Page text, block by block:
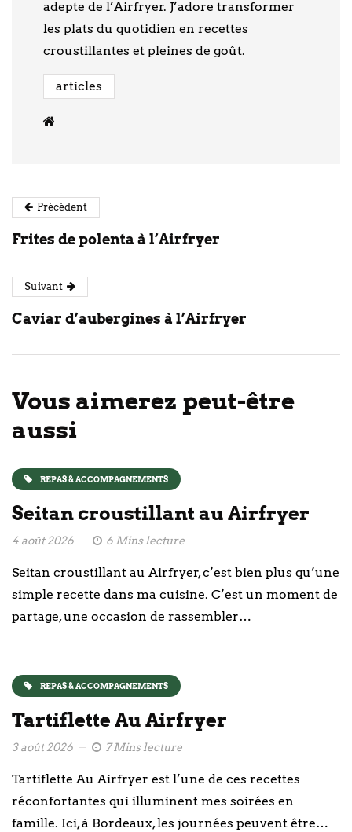
adepte de l’Airfryer. J’adore transformer
les plats du quotidien en recettes
croustillantes et pleines de goût.
articles
Précédent
Frites de polenta à l’Airfryer
Suivant
Caviar d’aubergines à l’Airfryer
Vous aimerez peut-être
aussi
REPAS & ACCOMPAGNEMENTS
Seitan croustillant au Airfryer
4 août 2026 6 Mins lecture
Seitan croustillant au Airfryer, c’est bien plus qu’une
simple recette dans ma cuisine. C’est un moment de
partage, une occasion de rassembler…
REPAS & ACCOMPAGNEMENTS
Tartiflette Au Airfryer
3 août 2026 7 Mins lecture
Tartiflette Au Airfryer est l’une de ces recettes
réconfortantes qui illuminent mes soirées en
famille. Ici, à Bordeaux, les journées peuvent être…